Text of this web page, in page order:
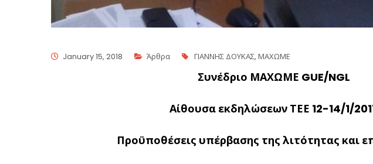
January 15, 2018 Άρθρα ΓΙΑΝΝΗΣ ΔΟΥΚΑΣ, ΜΑΧΩΜΕ
Συνέδριο ΜΑΧΩΜΕ GUE/NGL
Αίθουσα εκδηλώσεων ΤΕΕ 12-14/1/
Προϋποθέσεις υπέρβασης της λιτότητας και